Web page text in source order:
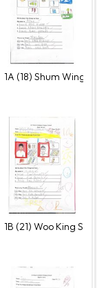
Ella
1A (18) Shum Wing
1B (21) Woo King Shun,